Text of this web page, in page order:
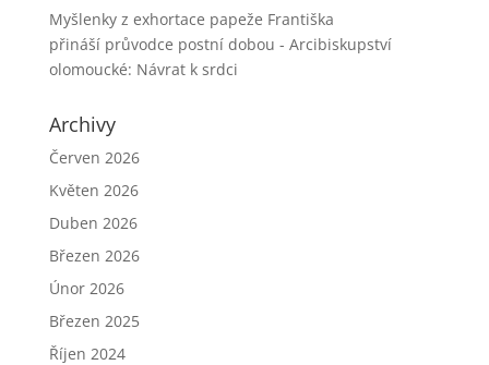
Myšlenky z exhortace papeže Františka
přináší průvodce postní dobou - Arcibiskupství
olomoucké: Návrat k srdci
Archivy
Červen 2026
Květen 2026
Duben 2026
Březen 2026
Únor 2026
Březen 2025
Říjen 2024